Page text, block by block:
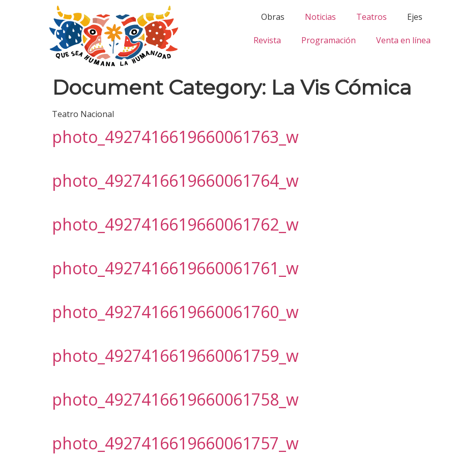
Obras Noticias Teatros Ejes
Revista Programación Venta en línea
Document Category: La Vis Cómica
Teatro Nacional
photo_4927416619660061763_w
photo_4927416619660061764_w
photo_4927416619660061762_w
photo_4927416619660061761_w
photo_4927416619660061760_w
photo_4927416619660061759_w
photo_4927416619660061758_w
photo_4927416619660061757_w